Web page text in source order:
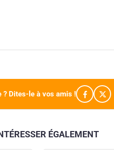
? Dites-le à vos amis !
ÉGALEMENT